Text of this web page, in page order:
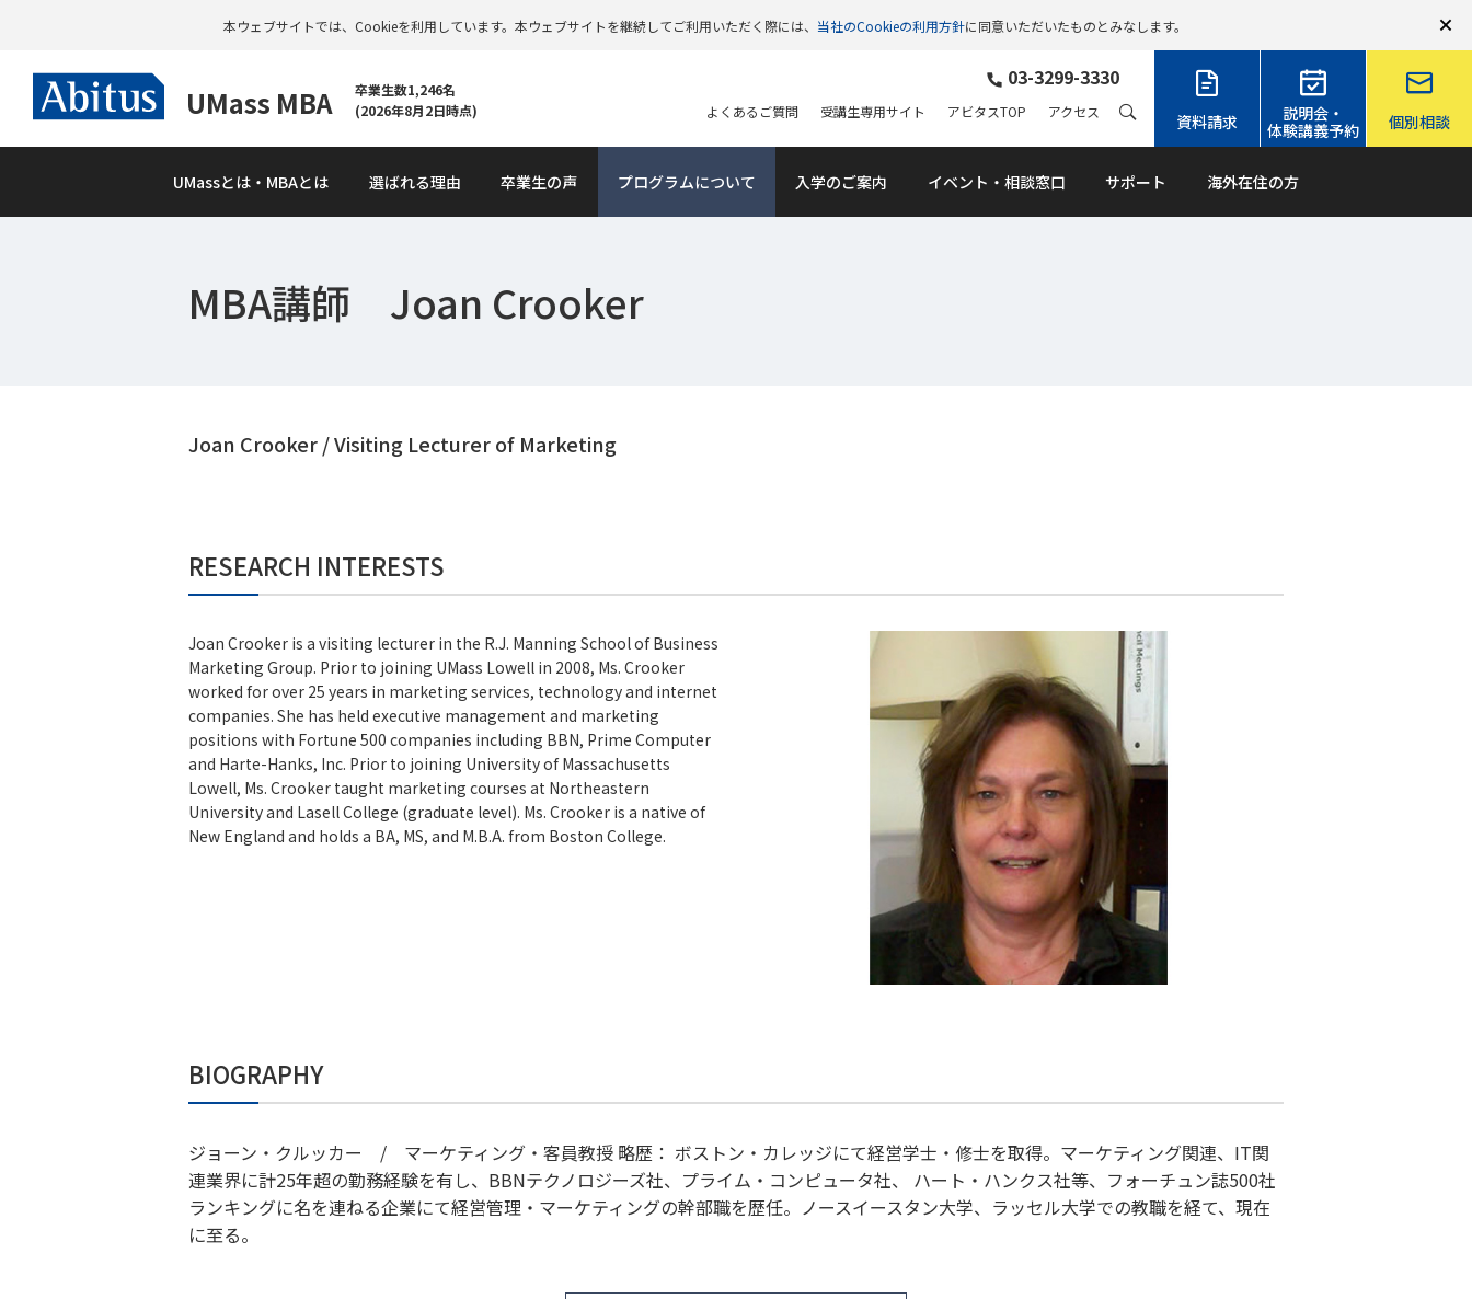
本ウェブサイトでは、Cookieを利用しています。本ウェブサイトを継続してご利用いただく際には、 当社のCookieの利用方針に同意いただいたものとみなします。
UMass MBA
卒業生数1,246名
(2026年8月2日時点)
資料請求
説明会・
体験講義予約
個別相談
03-3299-3330
UMassとは・MBAとは 選ばれる理由 卒業生の声 プログラムについて 入学のご案内 イベント・相談窓口 サポート 海外在住の方
よくあるご質問 受講生専用サイト アビタスTOP アクセス
MBA講師 Joan Crooker
Joan Crooker / Visiting Lecturer of Marketing
RESEARCH INTERESTS
Joan Crooker is a visiting lecturer in the R.J. Manning School of Business
Marketing Group. Prior to joining UMass Lowell in 2008, Ms. Crooker
worked for over 25 years in marketing services, technology and internet
companies. She has held executive management and marketing
positions with Fortune 500 companies including BBN, Prime Computer
and Harte-Hanks, Inc. Prior to joining University of Massachusetts
Lowell, Ms. Crooker taught marketing courses at Northeastern
University and Lasell College (graduate level). Ms. Crooker is a native of
New England and holds a BA, MS, and M.B.A. from Boston College.
BIOGRAPHY
ジョーン・クルッカー / マーケティング・客員教授 略歴： ボストン・カレッジにて経営学士・修士を取得。マーケティング関連、IT関
連業界に計25年超の勤務経験を有し、BBNテクノロジーズ社、プライム・コンピュータ社、 ハート・ハンクス社等、フォーチュン誌500社
ランキングに名を連ねる企業にて経営管理・マーケティングの幹部職を歴任。ノースイースタン大学、ラッセル大学での教職を経て、現在
に至る。